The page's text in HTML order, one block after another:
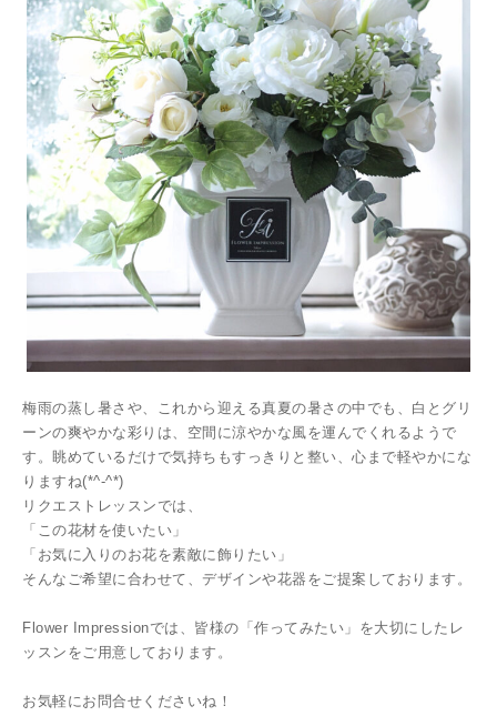
梅雨の蒸し暑さや、これから迎える真夏の暑さの中でも、白とグリ
ーンの爽やかな彩りは、空間に涼やかな風を運んでくれるようで
す。眺めているだけで気持ちもすっきりと整い、心まで軽やかにな
りますね(*^-^*)
リクエストレッスンでは、
「この花材を使いたい」
「お気に入りのお花を素敵に飾りたい」
そんなご希望に合わせて、デザインや花器をご提案しております。
Flower Impressionでは、皆様の「作ってみたい」を大切にしたレ
ッスンをご用意しております。
お気軽にお問合せくださいね！